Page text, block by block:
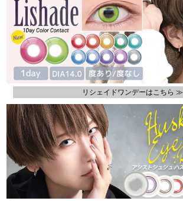
リシェイドワンデーはこちら ≫